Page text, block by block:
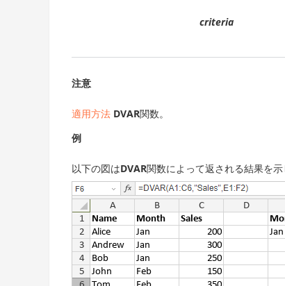
criteria
注意
適用方法 DVAR関数。
例
以下の図はDVAR関数によって返される結果を示